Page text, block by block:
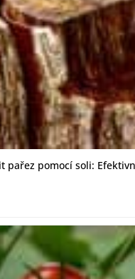
pařez pomocí soli: